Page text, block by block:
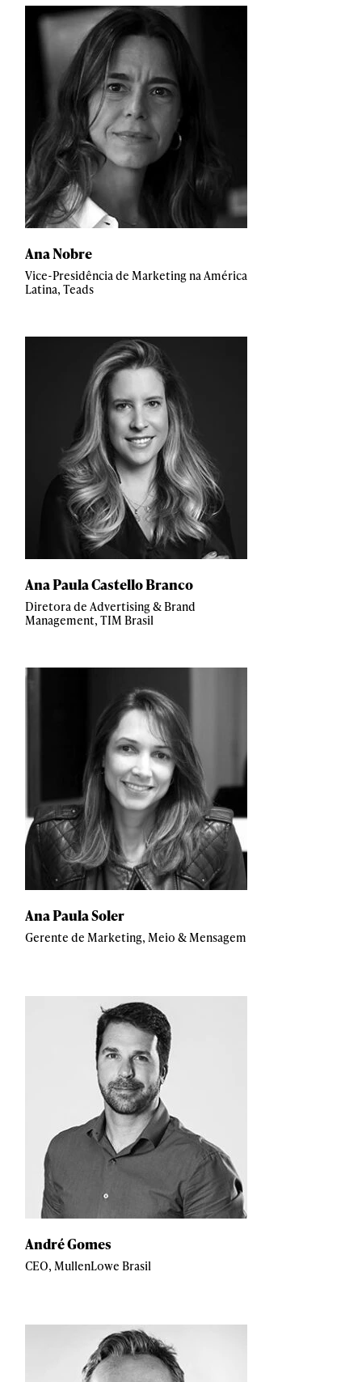
Ana Nobre
Vice-Presidência de Marketing na América
Latina, Teads
Ana Paula Castello Branco
Diretora de Advertising & Brand
Management, TIM Brasil
Ana Paula Soler
Gerente de Marketing, Meio & Mensagem
André Gomes
CEO, MullenLowe Brasil